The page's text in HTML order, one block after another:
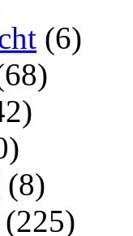
(6)
(8)
(225)